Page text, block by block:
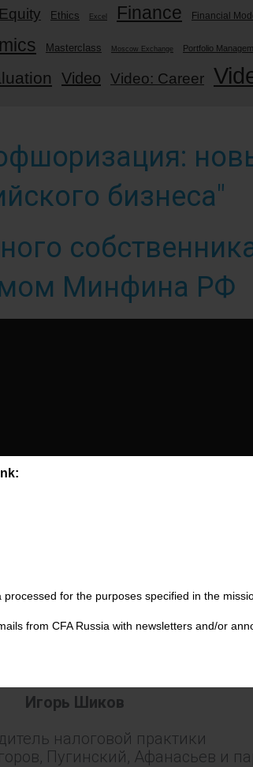
for the purposes specified in the
from CFA Russia with newsletters and/or
Equity Ethics Excel Finance Financial
Masterclass Moscow Exchange Portfolio
Video Video: Career
бизнеса"
Минфина РФ
Игорь Шиков
налоговой практики
Пугинский, Афанасьев и